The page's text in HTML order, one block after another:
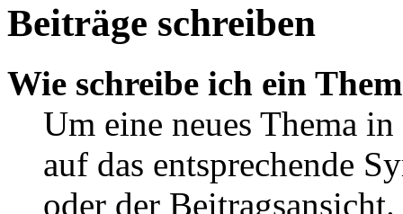
Beiträge schreiben
Wie schreibe ich ein
Um eine neues Thema
auf das entsprechende
oder der